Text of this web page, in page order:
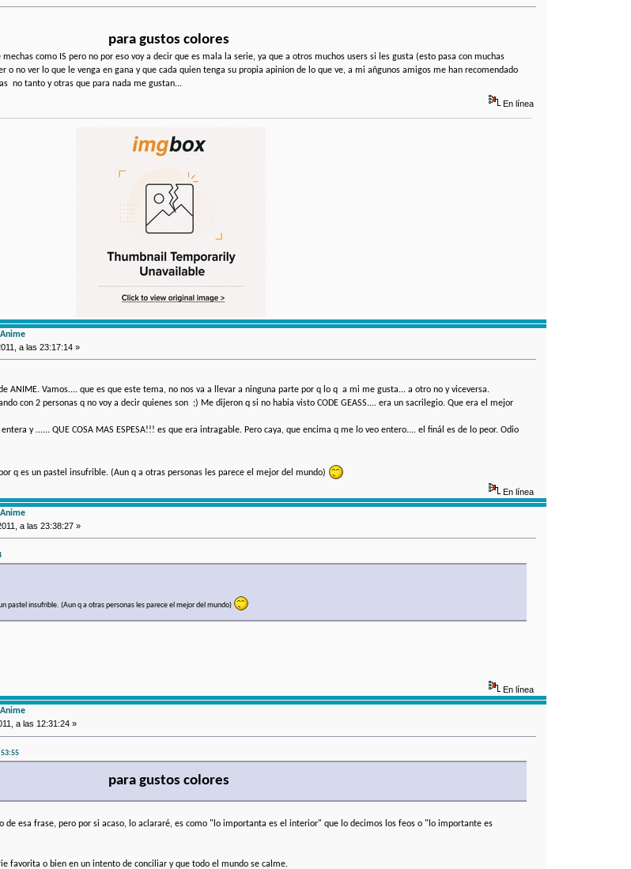
para gustos colores
como IS pero no por eso voy a decir que es mala la serie, ya que a otros muchos users si les gusta (esto pasa con muchas
o no ver lo que le venga en gana y que cada quien tenga su propia apinion de lo que ve, a mi añgunos amigos me han recomendado
no tanto y otras que para nada me gustan...
En línea
a las 23:17:14 »
ANIME. Vamos.... que es que este tema, no nos va a llevar a ninguna parte por q lo q a mi me gusta... a otro no y viceversa.
con 2 personas q no voy a decir quienes son ;) Me dijeron q si no habia visto CODE GEASS.... era un sacrilegio. Que era el mejor
y ...... QUE COSA MAS ESPESA!!! es que era intragable. Pero caya, que encima q me lo veo entero.... el finál es de lo peor. Odio
q es un pastel insufrible. (Aun q a otras personas les parece el mejor del mundo)
En línea
a las 23:38:27 »
pastel insufrible. (Aun q a otras personas les parece el mejor del mundo)
En línea
a las 12:31:24 »
para gustos colores
de esa frase, pero por si acaso, lo aclararé, es como "lo importanta es el interior" que lo decimos los feos o "lo importante es
favorita o bien en un intento de conciliar y que todo el mundo se calme.